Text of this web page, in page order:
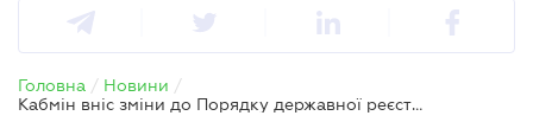
Головна / Новини /
Кабмін вніс зміни до Порядку державної реєстрації прав на нерухомість